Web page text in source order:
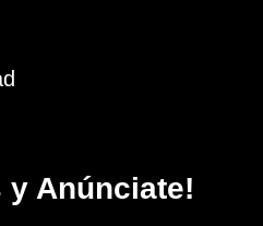
y Anúnciate!